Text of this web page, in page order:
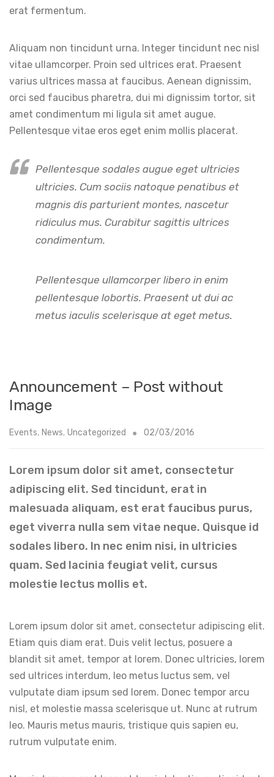
erat fermentum.
Aliquam non tincidunt urna. Integer tincidunt nec nisl
vitae ullamcorper. Proin sed ultrices erat. Praesent
varius ultrices massa at faucibus. Aenean dignissim,
orci sed faucibus pharetra, dui mi dignissim tortor, sit
amet condimentum mi ligula sit amet augue.
Pellentesque vitae eros eget enim mollis placerat.
Pellentesque sodales augue eget ultricies
ultricies. Cum sociis natoque penatibus et
magnis dis parturient montes, nascetur
ridiculus mus. Curabitur sagittis ultrices
condimentum.
Pellentesque ullamcorper libero in enim
pellentesque lobortis. Praesent ut dui ac
metus iaculis scelerisque at eget metus.
Announcement – Post without
Image
Events, News, Uncategorized 02/03/2016
Lorem ipsum dolor sit amet, consectetur
adipiscing elit. Sed tincidunt, erat in
malesuada aliquam, est erat faucibus purus,
eget viverra nulla sem vitae neque. Quisque id
sodales libero. In nec enim nisi, in ultricies
quam. Sed lacinia feugiat velit, cursus
molestie lectus mollis et.
Lorem ipsum dolor sit amet, consectetur adipiscing elit.
Etiam quis diam erat. Duis velit lectus, posuere a
blandit sit amet, tempor at lorem. Donec ultricies, lorem
sed ultrices interdum, leo metus luctus sem, vel
vulputate diam ipsum sed lorem. Donec tempor arcu
nisl, et molestie massa scelerisque ut. Nunc at rutrum
leo. Mauris metus mauris, tristique quis sapien eu,
rutrum vulputate enim.